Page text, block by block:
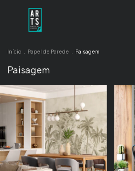
Início Papel de Parede Paisagem
Paisagem